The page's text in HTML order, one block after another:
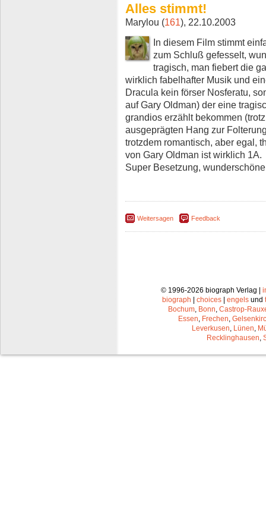
Alles stimmt!
Marylou (161), 22.10.2003
In diesem Film stimmt
zum Schluß gefesselt,
tragisch, man fiebert die
wirklich fabelhafter Musik und
Dracula kein förser Nosferatu,
auf Gary Oldman) der eine
grandios erzählt bekommen
ausgeprägten Hang zur
trotzdem romantisch, aber egal,
von Gary Oldman ist wirklich 1A.
Super Besetzung,
Weitersagen Feedback
© 1996-2026 biograph Verlag |
biograph
choices engels und
Bochum, Bonn, Castrop-
Essen, Frechen,
Leverkusen, Lünen,
Recklinghausen,